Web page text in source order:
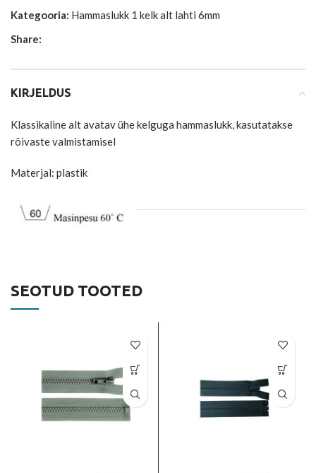
Kategooria: Hammaslukk 1 kelk alt lahti 6mm
Share:
KIRJELDUS
Klassikaline alt avatav ühe kelguga hammaslukk, kasutatakse
rõivaste valmistamisel
Materjal: plastik
SEOTUD TOOTED